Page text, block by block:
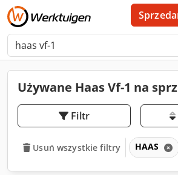
Używane Haas Vf-1 na
Filtr
Usuń wszystkie filtry HAAS